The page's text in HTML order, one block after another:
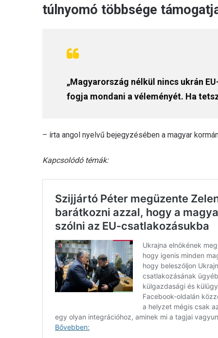
túlnyomó többsége
„Magyarország nélkül nincs ukrán
fogja mondani a véleményét. Ha
– írta angol nyelvű bejegyzésében a magyar
Kapcsolódó témák: